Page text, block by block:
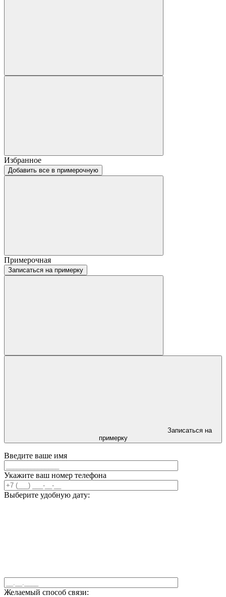
Избранное
Добавить все в примерочную
Примерочная
Записаться на примерку
Записаться на
примерку
Введите ваше имя
Укажите ваш номер телефона
Выберите удобную дату:
Желаемый способ связи: